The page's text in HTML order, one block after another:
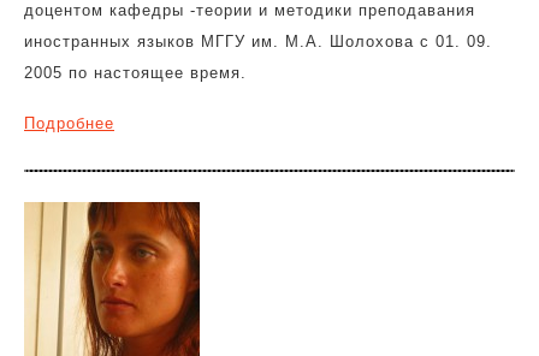
доцентом кафедры -теории и методики преподавания
иностранных языков МГГУ им. М.А. Шолохова с 01. 09.
2005 по настоящее время.
Подробнее